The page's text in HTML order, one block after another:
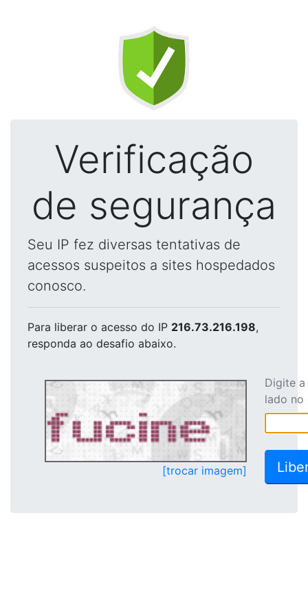
Verificação
de segurança
Seu IP fez diversas tentativas de
acessos suspeitos a sites hospedados
conosco.
Para liberar o acesso do IP 216.73.216.198,
responda ao desafio abaixo.
[trocar imagem]
Digite
lado no